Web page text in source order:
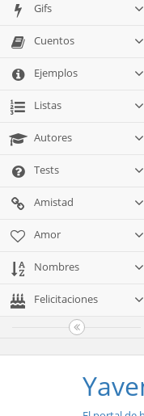
Gifs
Cuentos
Ejemplos
Listas
Autores
Tests
Amistad
Amor
Nombres
Felicitaciones